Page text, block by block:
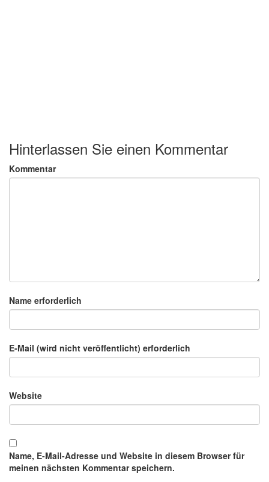
Hinterlassen Sie einen Kommentar
Kommentar
Name erforderlich
E-Mail (wird nicht veröffentlicht) erforderlich
Website
Name, E-Mail-Adresse und Website in diesem Browser für
meinen nächsten Kommentar speichern.